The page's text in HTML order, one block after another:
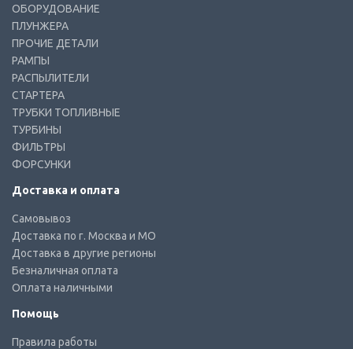
ОБОРУДОВАНИЕ
ПЛУНЖЕРА
ПРОЧИЕ ДЕТАЛИ
РАМПЫ
РАСПЫЛИТЕЛИ
СТАРТЕРА
ТРУБКИ ТОПЛИВНЫЕ
ТУРБИНЫ
ФИЛЬТРЫ
ФОРСУНКИ
Доставка и оплата
Самовывоз
Доставка по г. Москва и МО
Доставка в другие регионы
Безналичная оплата
Оплата наличными
Помощь
Правила работы